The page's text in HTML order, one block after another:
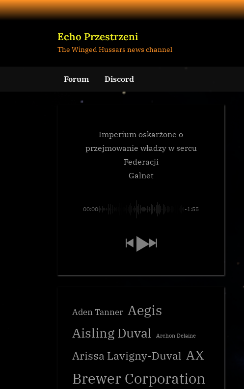
Skip
to
Echo Przestrzeni
The Winged Hussars news channel
Forum Discord
Imperium oskarżone o
przejmowanie władzy w sercu
Federacji
Galnet
00:00 -1:55
Aden Tanner Aegis
Aisling Duval Archon Delaine
Arissa Lavigny-Duval AX
Brewer Corporation